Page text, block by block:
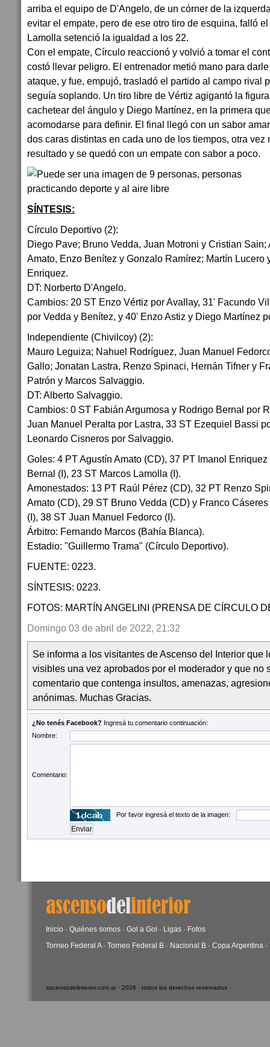
arriba el equipo de D'Angelo, de un córner de la
evitar el empate, pero de ese otro tiro de esquina, falló
Lamolla setenció la igualdad a los 22.
Con el empate, Círculo reaccionó y volvió a tomar el
costó llevar peligro. El entrenador metió mano para
ataque, y fue, empujó, trasladó el partido al campo rival
seguía soplando. Un tiro libre de Vértiz agigantó la
cachetear del ángulo y Diego Martínez, en la primera
acomodarse para definir. El final llegó con un sabor
dos caras distintas en cada uno de los tiempos, otra vez
resultado y se quedó con un empate con sabor a poco.
SÍNTESIS:
Círculo Deportivo (2):
Diego Pave; Bruno Vedda, Juan Motroni y Cristian
Amato, Enzo Benítez y Gonzalo Ramírez; Martín Lucero
Enriquez.
DT: Norberto D'Angelo.
Cambios: 20 ST Enzo Vértiz por Avallay, 31' Facundo
por Vedda y Benítez, y 40' Enzo Astiz y Diego Martínez
Independiente (Chivilcoy) (2):
Mauro Leguiza; Nahuel Rodríguez, Juan Manuel
Gallo; Jonatan Lastra, Renzo Spinaci, Hernán Tifner y
Patrón y Marcos Salvaggio.
DT: Alberto Salvaggio.
Cambios: 0 ST Fabián Argumosa y Rodrigo Bernal por
Juan Manuel Peralta por Lastra, 33 ST Ezequiel Bassi
Leonardo Cisneros por Salvaggio.
Goles: 4 PT Agustín Amato (CD), 37 PT Imanol
Bernal (I), 23 ST Marcos Lamolla (I).
Amonestados: 13 PT Raúl Pérez (CD), 32 PT Renzo
Amato (CD), 29 ST Bruno Vedda (CD) y Franco
(I), 38 ST Juan Manuel Fedorco (I).
Árbitro: Fernando Marcos (Bahía Blanca).
Estadio: "Guillermo Trama" (Círculo Deportivo).
FUENTE: 0223.
SÍNTESIS: 0223.
FOTOS: MARTÍN ANGELINI (PRENSA DE CÍRCULO
Domingo 03 de abril de 2022, 21:32
Se informa a los visitantes de Ascenso del Interior que
visibles una vez aprobados por el moderador y que no
comentario que contenga insultos, amenazas,
anónimas. Muchas Gracias.
¿No tenés Facebook? Ingresá tu comentario continuación:
Nombre:
Comentario:
Por favor ingresá el texto de la imagen:
Inicio · Quiénes somos · Gol a Gol · Ligas · Fotos
Torneo Federal A· Torneo Federal B · Nacional B · Copa Argentina ·
ascensodelinterior.com.ar · 2026 · todos los derechos reservados